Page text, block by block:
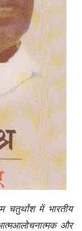
चतुर्थांश में भारतीय
और